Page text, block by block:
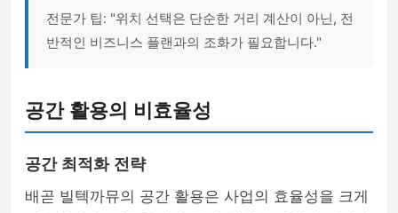
전문가 팁: "위치 선택은 단순한 거리 계산이 아닌, 전
반적인 비즈니스 플랜과의 조화가 필요합니다."
공간 활용의 비효율성
공간 최적화 전략
배곧 빌텍까뮤의 공간 활용은 사업의 효율성을 크게